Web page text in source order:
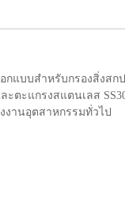
กแบบสำหรับกรองสิ่ง
ตะแกรงสแตนเลส
งานอุตสาหกรรมทั่วไป